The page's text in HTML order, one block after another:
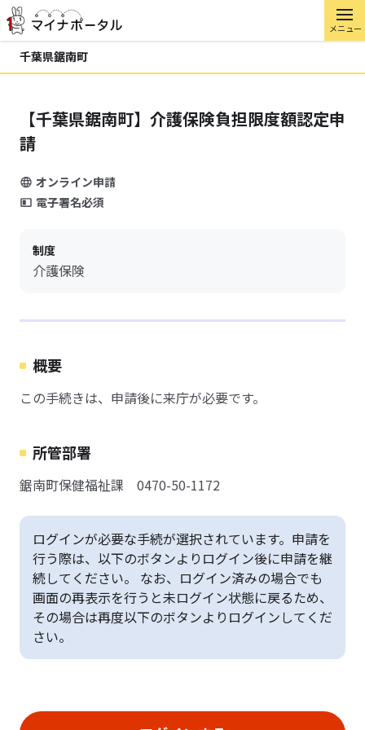
メニュー
千葉県鋸南町
【千葉県鋸南町】介護保険負担限度額認定申
請
オンライン申請
電子署名必須
制度
介護保険
概要
この手続きは、申請後に来庁が必要です。
所管部署
鋸南町保健福祉課 0470-50-1172
ログインが必要な手続が選択されています。申請を
行う際は、以下のボタンよりログイン後に申請を継
続してください。 なお、ログイン済みの場合でも
画面の再表示を行うと未ログイン状態に戻るため、
その場合は再度以下のボタンよりログインしてくだ
さい。